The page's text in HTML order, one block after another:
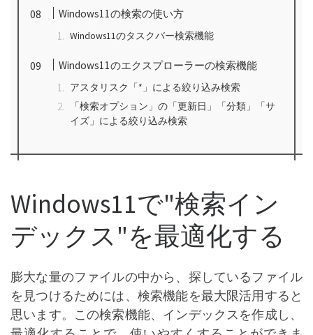
Windows11の検索の使い方
Windows11のタスクバー検索機能
Windows11のエクスプローラーの検索機能
アスタリスク「*」による絞り込み検索
「検索オプション」の「更新日」「分類」「サ
イズ」による絞り込み検索
Windows11で"検索イン
デックス"を最適化する
膨大な量のファイルの中から、探しているファイル
を見つけるためには、検索機能を最大限活用すると
思います。この検索機能、インデックスを作成し、